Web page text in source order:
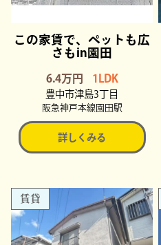
この家賃で、ペットも広
さもin園田
6.4万円 1LDK
豊中市津島3丁目
阪急神戸本線園田駅
詳しくみる
賃貸